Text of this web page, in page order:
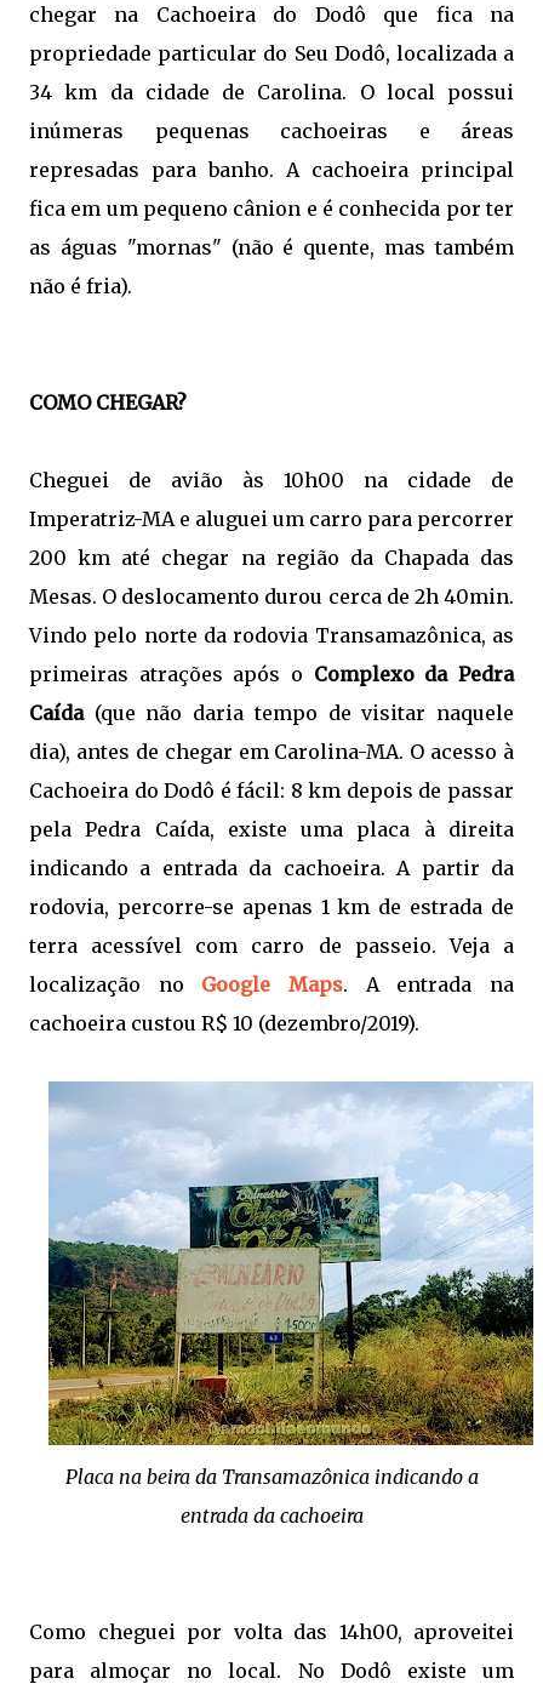
chegar na Cachoeira do Dodô que fica na
propriedade particular do Seu Dodô, localizada a
34 km da cidade de Carolina. O local possui
inúmeras pequenas cachoeiras e áreas
represadas para banho. A cachoeira principal
fica em um pequeno cânion e é conhecida por ter
as águas "mornas" (não é quente, mas também
não é fria).
COMO CHEGAR?
Cheguei de avião às 10h00 na cidade de
Imperatriz-MA e aluguei um carro para percorrer
200 km até chegar na região da Chapada das
Mesas. O deslocamento durou cerca de 2h 40min.
Vindo pelo norte da rodovia Transamazônica, as
primeiras atrações após o Complexo da Pedra
Caída (que não daria tempo de visitar naquele
dia), antes de chegar em Carolina-MA. O acesso à
Cachoeira do Dodô é fácil: 8 km depois de passar
pela Pedra Caída, existe uma placa à direita
indicando a entrada da cachoeira. A partir da
rodovia, percorre-se apenas 1 km de estrada de
terra acessível com carro de passeio. Veja a
localização no Google Maps. A entrada na
cachoeira custou R$ 10 (dezembro/2019).
Placa na beira da Transamazônica indicando a
entrada da cachoeira
Como cheguei por volta das 14h00, aproveitei
para almoçar no local. No Dodô existe um